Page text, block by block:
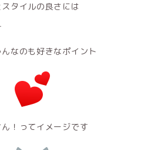
タイルの良さには
なのも好きなポイント
！ってイメージです